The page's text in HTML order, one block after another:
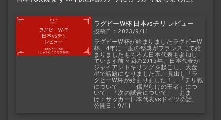
ラグビーW杯 日本vsチリ レビュー
投稿日：2023/9/11
ラグビーW杯が始まりましたラグビーW
杯、4年に一度の祭典がフランスにて始
まりましたもちろん日本代表も参加し
ています前々回の2015年、日本代表が
ジャイアントキリングを起こし、大金
星で話題になりました五... 見出し「ラ
グビーW杯が始まりました！」「チリ戦
について」「「傷だらけの王者」につ
いて」「次の試合について」「おま
け：サッカー日本代表vsドイツの話」
公開日：9/11